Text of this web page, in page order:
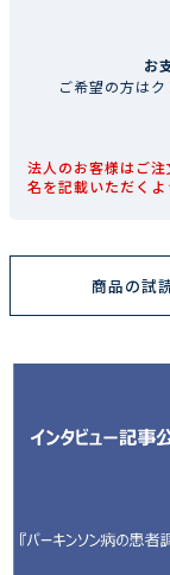
お
ご希望の方は
法人のお客様はご
名を記載いただく
商品の試